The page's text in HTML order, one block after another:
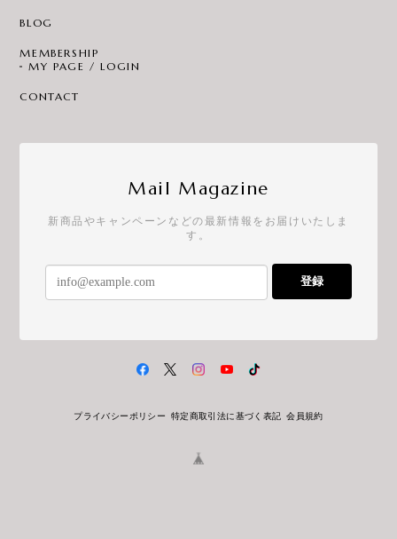
BLOG
MEMBERSHIP
MY PAGE / LOGIN
CONTACT
Mail Magazine
新商品やキャンペーンなどの最新情報をお届けいたしま
す。
登録
プライバシーポリシー 特定商取引法に基づく表記 会員規約